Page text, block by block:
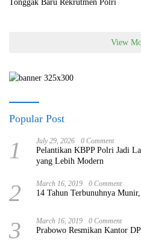
Tonggak Baru Rekrutmen Polri
View
Popular Post
1 July 29, 2026 0 Comment
Pelantikan KBPP Polri Jadi
yang Lebih Modern
2 March 16, 2019 0 Comment
14 Tahun Terbunuhnya
3 March 16, 2019 0 Comment
Prabowo Resmikan Kantor